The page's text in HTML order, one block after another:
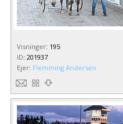
Visninger: 195
ID: 201937
Ejer: Flemming Andersen